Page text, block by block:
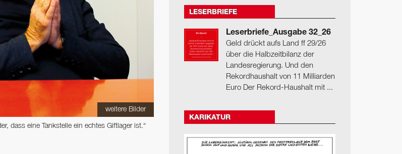
weitere Bilder
dass eine Tankstelle ein echtes Giftlager ist.“
LESERBRIEFE
Leserbriefe_Ausgabe 32_26
Geld drückt aufs Land ff 29/26
über die Halbzeitbilanz der
Landesregierung. Und den
Rekordhaushalt von 11 Milliarden
Euro Der Rekord-Haushalt mit ...
KARIKATUR